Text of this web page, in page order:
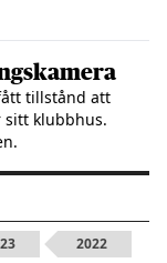
tillstånd att
sitt klubbhus.
2022